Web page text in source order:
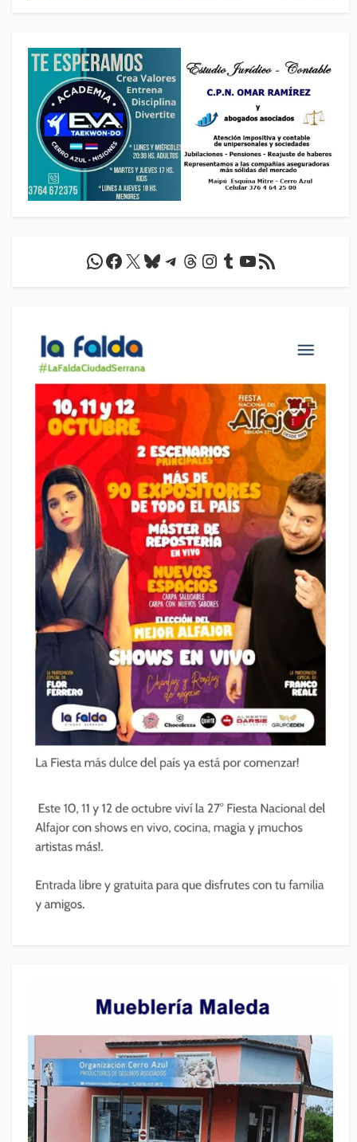
WhatsApp
Facebook
X Bluesky
Telegram
Threads
Instagram
Tumblr
YouTube
Feed RSS